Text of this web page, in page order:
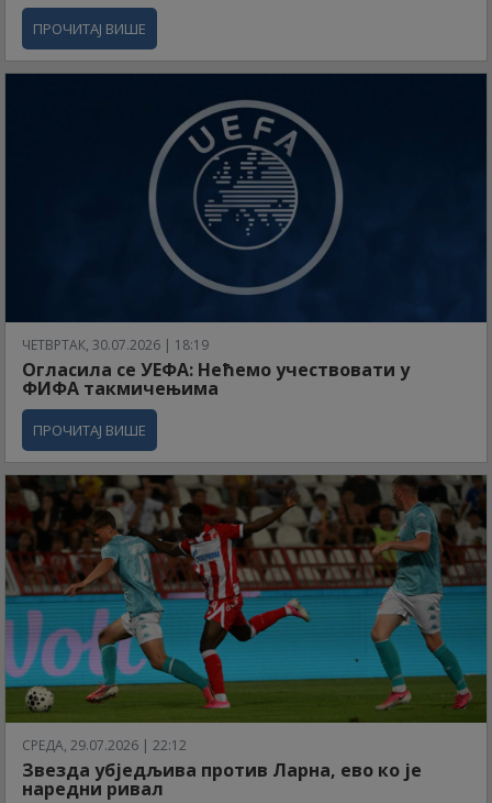
ПРОЧИТАЈ ВИШЕ
ЧЕТВРТАК, 30.07.2026 | 18:19
Огласила се УЕФА: Нећемо учествовати у
ФИФА такмичењима
ПРОЧИТАЈ ВИШЕ
СРЕДА, 29.07.2026 | 22:12
Звезда убједљива против Ларна, ево ко је
наредни ривал